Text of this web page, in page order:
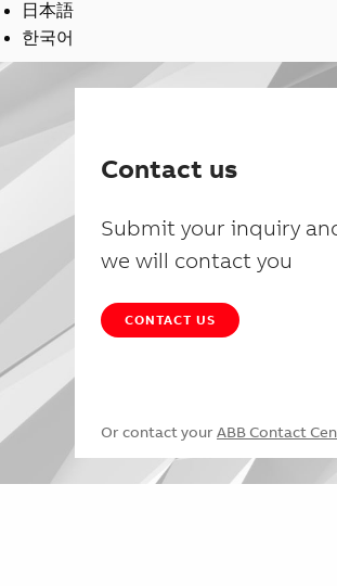
日本語
한국어
Contact us
Submit your inquiry
we will contact you
CONTACT US
Or contact your ABB Contact